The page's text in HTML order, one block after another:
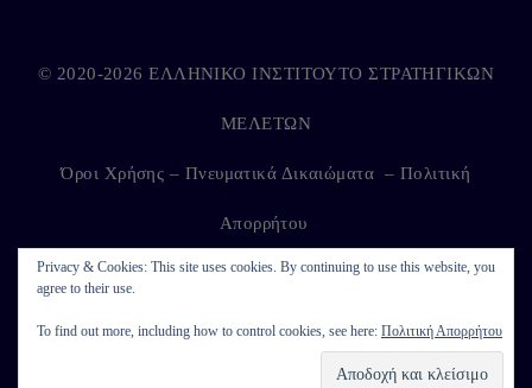
Privacy & Cookies: This site uses cookies. By continuing to use this website, you
agree to their use.
To find out more, including how to control cookies, see here: Πολιτική Απορρήτου
© 2020-2026 ΕΛΛΗΝΙΚΟ ΙΝΣΤΙΤΟΥΤΟ ΣΤΡΑΤΗΓΙΚΩΝ
ΜΕΛΕΤΩΝ
Όροι Χρήσης – Πνευματικά Δικαιώματα – Πολιτική
Απορρήτου
Developed by